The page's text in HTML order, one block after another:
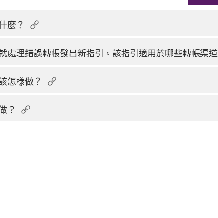
麼？
處理錯誤轉帳發出新指引。該指引適用於哪些轉帳渠
怎樣做？
？